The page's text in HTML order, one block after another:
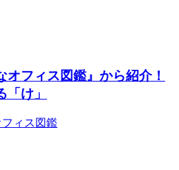
オフィス図鑑』から紹介！
け」
ィス図鑑